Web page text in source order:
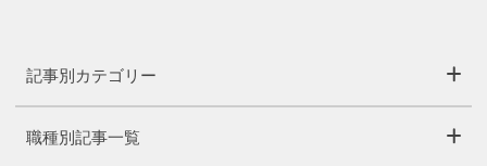
記事別カテゴリー
職種別記事一覧